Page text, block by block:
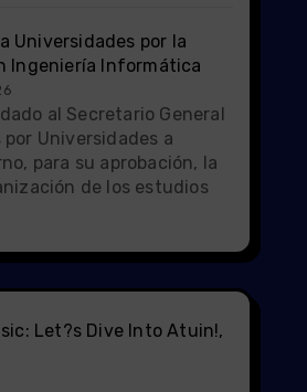
Universidades por la
Ingeniería Informática
al Secretario General
Universidades a
para su aprobación, la
de los estudios
Let?s Dive Into Atuin!,